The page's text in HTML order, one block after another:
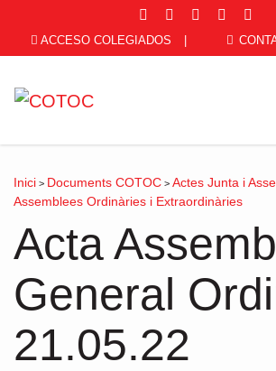
ACCESO COLEGIADOS
Inici > Documents COTOC > Actes Junta i
Assemblees Ordinàries i Extraordinàries
Acta
General
21.05.22